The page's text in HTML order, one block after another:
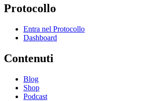
Protocollo
Entra nel Protocollo
Dashboard
Contenuti
Blog
Shop
Podcast